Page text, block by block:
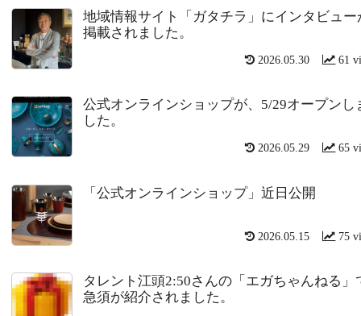
地域情報サイト「ガタチラ」にインタビュー
掲載されました。
61
2026.05.30
公式オンラインショップが、5/29オープンし
した。
65
2026.05.29
「公式オンラインショップ」近日公開
75
2026.05.15
タレント江頭2:50さんの「エガちゃんねる」
急須が紹介されました。